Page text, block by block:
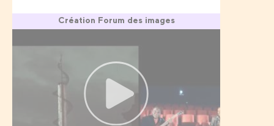
Création Forum des images